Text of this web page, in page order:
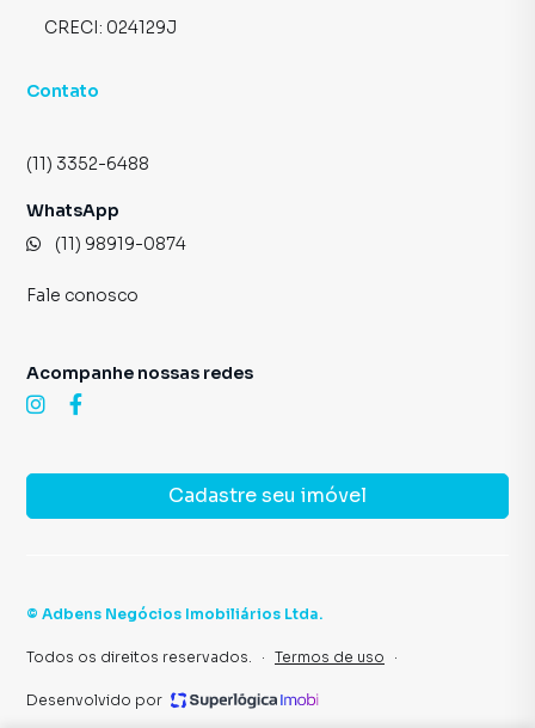
CRECI: 024129J
Contato
(11) 3352-6488
WhatsApp
(11) 98919-0874
Fale conosco
Cadastre seu imóvel
Acompanhe nossas redes
© Adbens Negócios Imobiliários Ltda.
Todos os direitos reservados. · Termos de uso ·
Desenvolvido por